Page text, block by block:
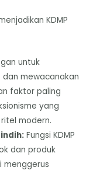
KDMP
untuk
mewacanakan
faktor paling
yang
modern.
Fungsi KDMP
dan produk
menggerus